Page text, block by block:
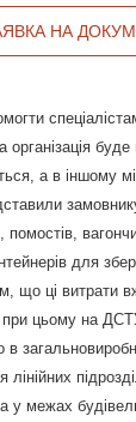
НА
а в іншому
помостів,
для
що ці витрати
цьому на
в
лінійних
у межах